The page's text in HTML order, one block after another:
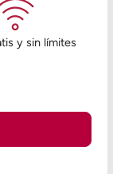
y sin límites